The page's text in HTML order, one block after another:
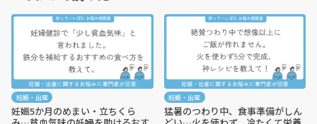
妊娠・出産
妊娠5か月のめまい・立ちくら
妊娠・出産
猛暑のつわり中、食事準備がしん